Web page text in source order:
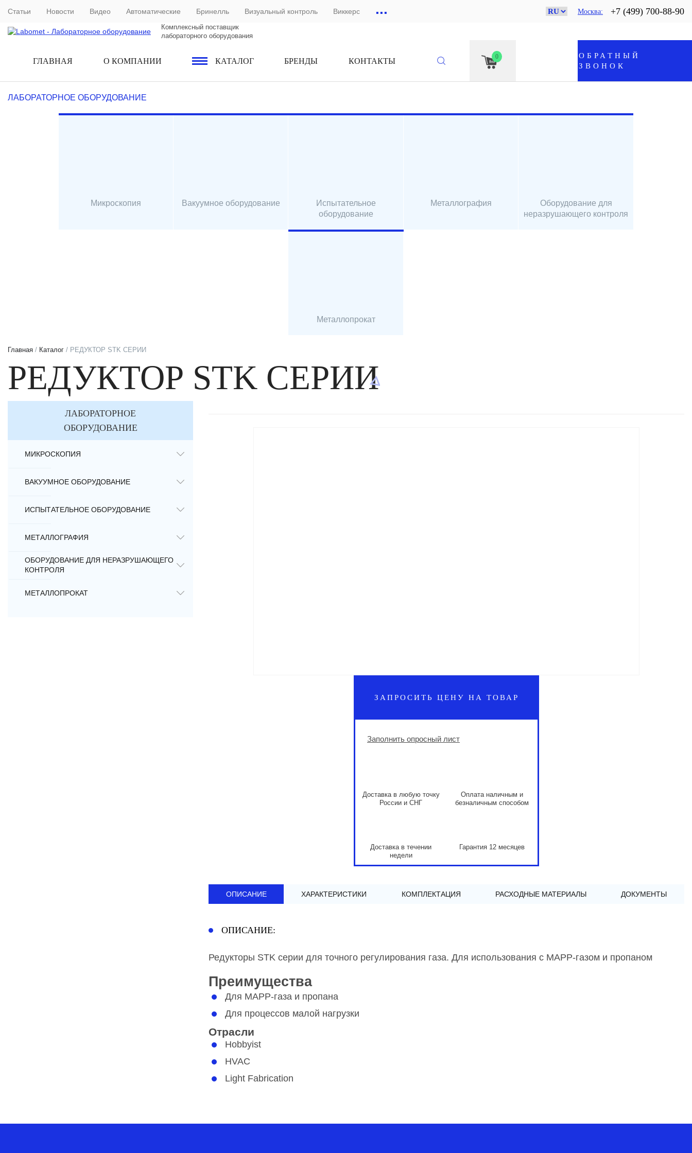
Статьи Новости Видео Автоматические Бринелль Визуальный контроль Виккерс ... Москва +7 (499) 700-88-90
Комплексный поставщик
лабораторного оборудования
ГЛАВНАЯ О КОМПАНИИ КАТАЛОГ БРЕНДЫ КОНТАКТЫ 0
ОБРАТНЫЙ
ЗВОНОК
ЛАБОРАТОРНОЕ ОБОРУДОВАНИЕ
Микроскопия Вакуумное оборудование
Испытательное
оборудование
Металлография
Оборудование для
неразрушающего контроля
Металлопрокат
Главная / Каталог / РЕДУКТОР STK СЕРИИ
РЕДУКТОР STK СЕРИИ
ЗАПРОСИТЬ ЦЕНУ НА ТОВАР
Заполнить опросный лист
Доставка в любую точку
России и СНГ
Оплата наличным и
безналичным способом
Доставка в течении
недели
Гарантия 12 месяцев
ОПИСАНИЕ ХАРАКТЕРИСТИКИ КОМПЛЕКТАЦИЯ РАСХОДНЫЕ МАТЕРИАЛЫ ДОКУМЕНТЫ
ОПИСАНИЕ:
Редукторы STK серии для точного регулирования газа. Для использования с MAPP-газом и пропаном
Преимущества
Для MAPP-газа и пропана
Для процессов малой нагрузки
Отрасли
Hobbyist
HVAC
Light Fabrication
ЛАБОРАТОРНОЕ
ОБОРУДОВАНИЕ
МИКРОСКОПИЯ
ВАКУУМНОЕ ОБОРУДОВАНИЕ
ИСПЫТАТЕЛЬНОЕ ОБОРУДОВАНИЕ
МЕТАЛЛОГРАФИЯ
ОБОРУДОВАНИЕ ДЛЯ НЕРАЗРУШАЮЩЕГО
КОНТРОЛЯ
МЕТАЛЛОПРОКАТ